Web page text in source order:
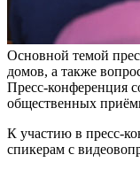
Основной темой
домов, а также
Пресс-конференция
общественных
К участию в пресс-
спикерам с